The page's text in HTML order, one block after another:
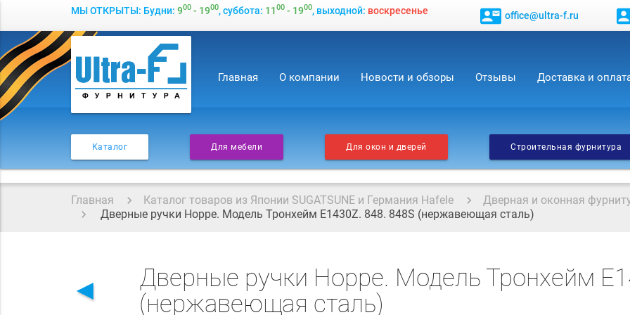
МЫ ОТКРЫТЫ: Будни: 900- 1900, суббота: 1100- 1900, выходной: воскресенье contact_mail office@ultra-f.ru
Главная О компании Новости и обзоры Отзывы Доставка и
Каталог Для мебели Для окон и дверей Строительная фурнитура
Главная Каталог товаров из Японии SUGATSUNE и Германия Hafele Дверная и оконная
Дверные ручки Hoppe. Модель Тронхейм E1430Z. 848. 848S (нержавеющая сталь)
◄
Дверные ручки Hoppe. Модель Тронхейм
(нержавеющая сталь)